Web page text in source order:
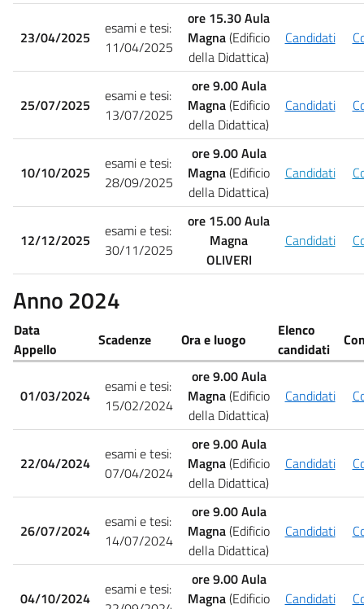
23/04/2025
esami e tesi:
11/04/2025
ore 15.30 Aula
Magna(Edificio
della Didattica)
Candidati
25/07/2025
esami e tesi:
13/07/2025
ore 9.00 Aula
Magna(Edificio
della Didattica)
Candidati
10/10/2025
esami e tesi:
28/09/2025
ore 9.00 Aula
Magna(Edificio
della Didattica)
Candidati
12/12/2025
esami e tesi:
30/11/2025
ore 15.00 Aula
Magna
OLIVERI
Candidati
Anno 2024
Data
Appello
Scadenze Ora e luogo
Elenco
candidati
01/03/2024
esami e tesi:
15/02/2024
ore 9.00 Aula
Magna(Edificio
della Didattica)
Candidati
22/04/2024
esami e tesi:
07/04/2024
ore 9.00 Aula
Magna(Edificio
della Didattica)
Candidati
26/07/2024
esami e tesi:
14/07/2024
ore 9.00 Aula
Magna(Edificio
della Didattica)
Candidati
04/10/2024
esami e tesi:
ore 9.00 Aula
Magna(Edificio
Candidati